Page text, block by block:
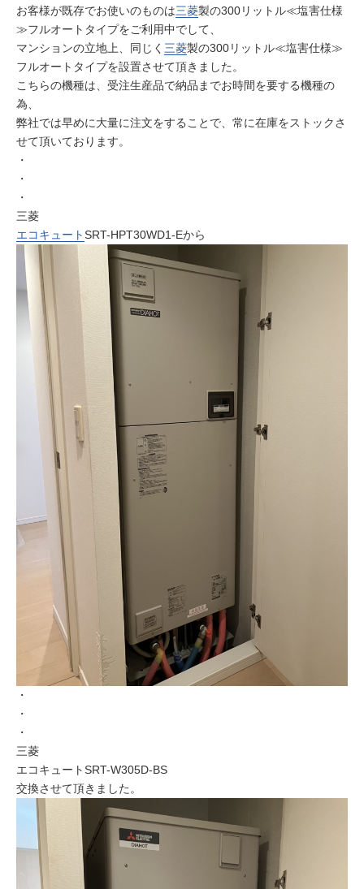
お客様が既存でお使いのものは三菱製の300リットル≪塩害仕様
≫フルオートタイプをご利用中でして、
マンションの立地上、同じく 三菱製の300リットル≪塩害仕様≫
フルオートタイプを設置させて頂きました。
こちらの機種は、受注生産品で納品までお時間を要する機種の
為、
弊社では早めに大量に注文をすることで、常に在庫をストックさ
せて頂いております。
・
・
・
三菱
エコキュートSRT-HPT30WD1-Eから
・
・
・
三菱
エコキュートSRT-W305D-BS
交換させて頂きました。